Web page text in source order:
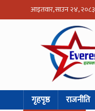
आइतवार, साउन २४, २०८३
गृहपृष्ठ राजनीति